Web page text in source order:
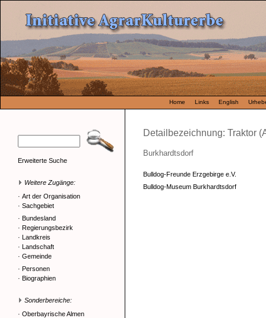
Home Links English
Erweiterte Suche
Weitere Zugänge:
· Art der Organisation
· Sachgebiet
· Bundesland
· Regierungsbezirk
· Landkreis
· Landschaft
· Gemeinde
· Personen
· Biographien
Sonderbereiche:
· Oberbayrische Almen
Detailbezeichnung: Traktor
Burkhardtsdorf
Bulldog-Freunde Erzgebirge e.V.
Bulldog-Museum Burkhardtsdorf